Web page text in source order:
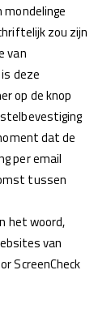
mondelinge
zou zijn
van
deze
op de knop
dat de
per email
tussen
het woord,
van
ScreenCheck